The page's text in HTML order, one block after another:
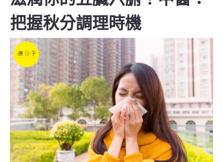
把握秋分調理時機